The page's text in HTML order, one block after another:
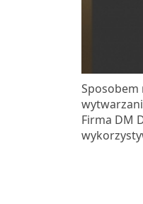
Sposobem
Firma DM